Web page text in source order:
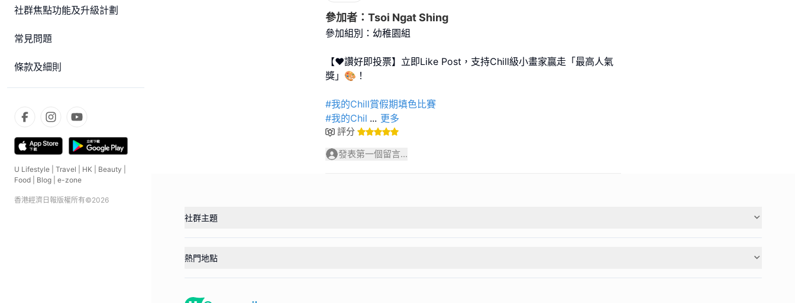
社群焦點功能及升級計劃
常見問題
條款及細則
U Lifestyle Travel HK Beauty
Food
Blog e-zone
香港經濟日報版權所有©2026
參加者：Tsoi Ngat Shing
參加組別：幼稚園組
【❤️讚好即投票】立即Like Post，支持Chill級小畫家贏走「最高人氣
獎」🎨！
#我的Chill賞假期填色比賽
#我的Chil ... 更多
評分
發表第一個留言...
社群主題
熱門地點